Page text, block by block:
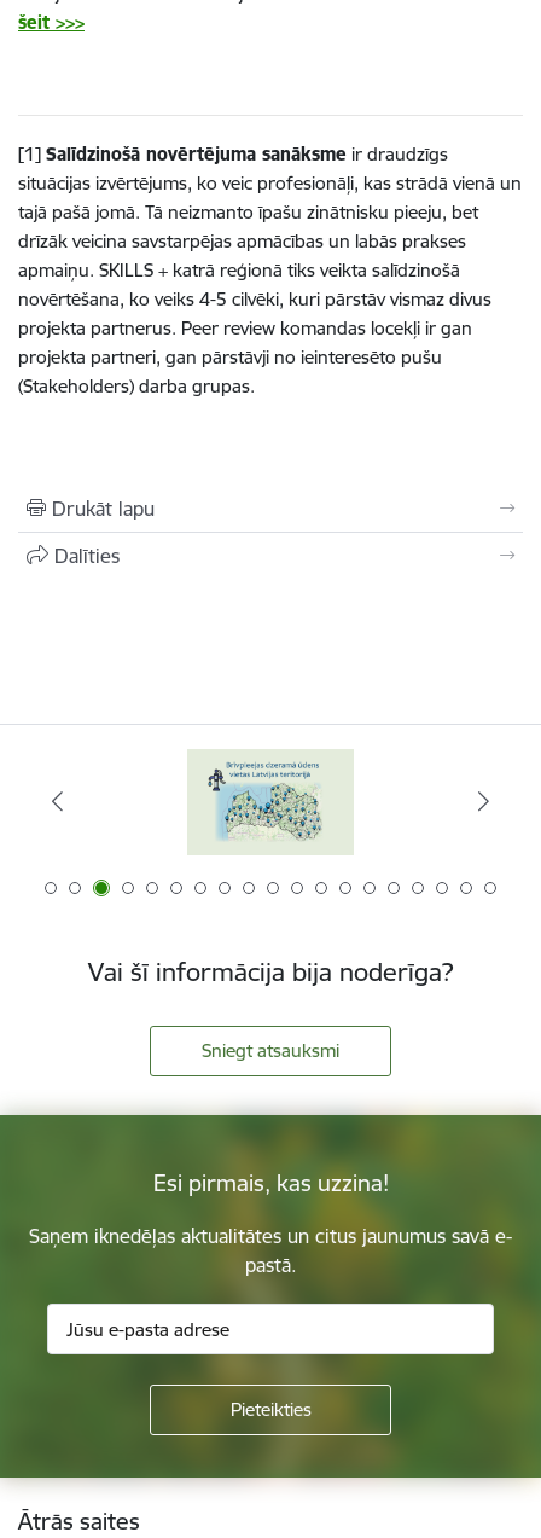
šeit >>>
[1] Salīdzinošā novērtējuma sanāksme ir draudzīgs
situācijas izvērtējums, ko veic profesionāļi, kas strādā vienā un
tajā pašā jomā. Tā neizmanto īpašu zinātnisku pieeju, bet
drīzāk veicina savstarpējas apmācības un labās prakses
apmaiņu. SKILLS + katrā reģionā tiks veikta salīdzinošā
novērtēšana, ko veiks 4-5 cilvēki, kuri pārstāv vismaz divus
projekta partnerus. Peer review komandas locekļi ir gan
projekta partneri, gan pārstāvji no ieinteresēto pušu
(Stakeholders) darba grupas.
Drukāt lapu
Dalīties
Vai šī informācija bija noderīga?
Sniegt atsauksmi
Esi pirmais, kas uzzina!
Saņem iknedēļas aktualitātes un citus jaunumus savā e-
pastā.
Kājene
Ātrās saites